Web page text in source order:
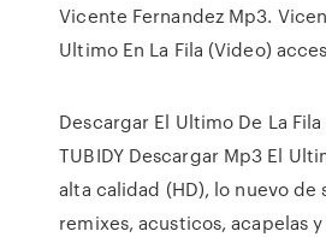
Vicente Fernandez Mp3.
Ultimo En La Fila (Video)
Descargar El Ultimo De La
TUBIDY Descargar Mp3 El
alta calidad (HD), lo nuevo de
remixes, acusticos, acapelas